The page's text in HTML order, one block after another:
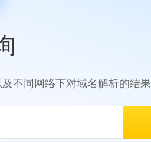
不同网络下对域名解析的结果